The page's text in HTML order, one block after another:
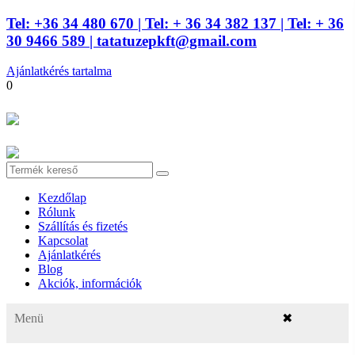
Tel: +36 34 480 670 | Tel: + 36 34 382 137 | Tel: + 36
30 9466 589 | tatatuzepkft@gmail.com
Ajánlatkérés tartalma
0
Kezdőlap
Rólunk
Szállítás és fizetés
Kapcsolat
Ajánlatkérés
Blog
Akciók, információk
Menü ✖